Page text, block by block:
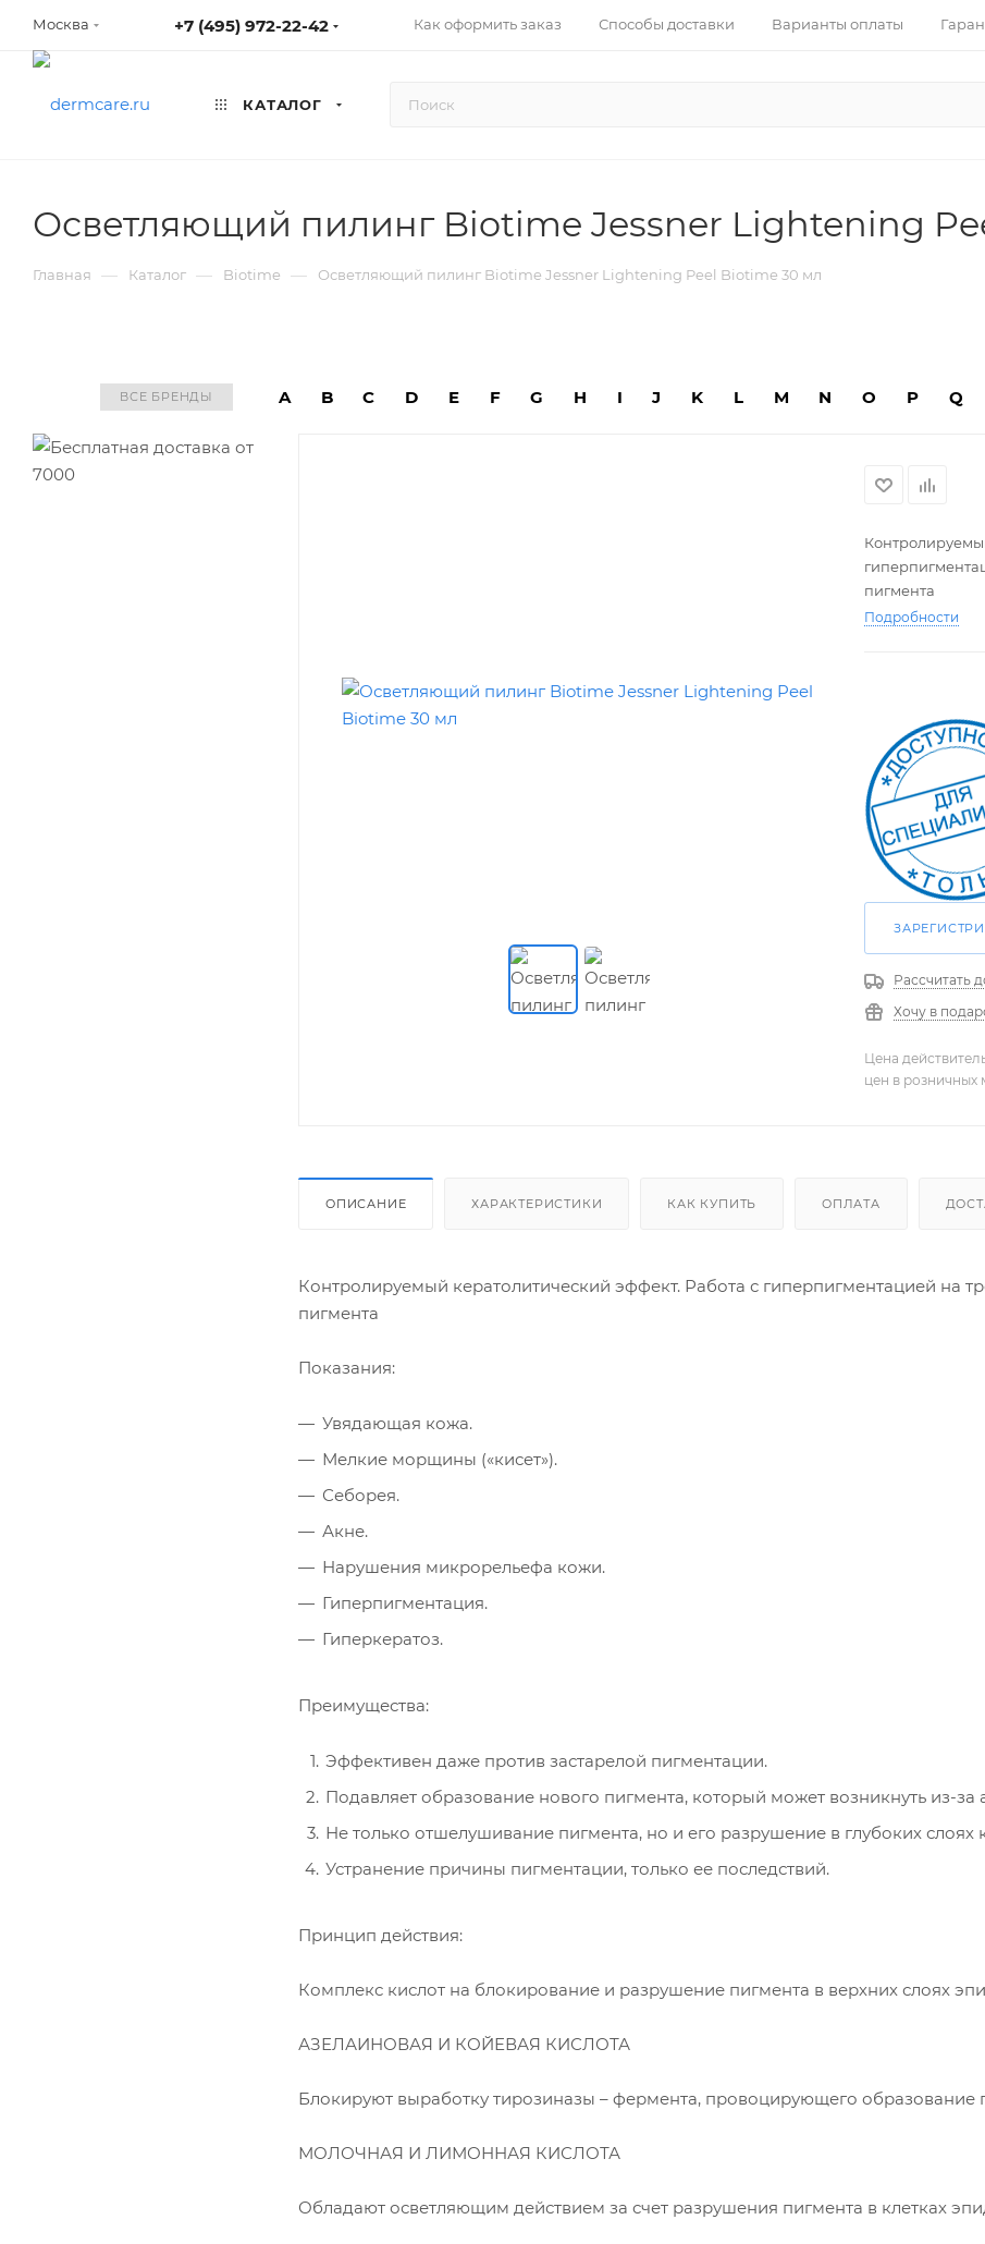
Москва +7 (495) 972-22-42 Как оформить заказ Способы доставки Варианты оплаты
КАТАЛОГ
Осветляющий пилинг Biotime Jessner Lightening
Главная — Каталог — Biotime — Осветляющий пилинг Biotime Jessner Lightening Peel Biotime 30 мл
ВСЕ БРЕНДЫ A B C D E F G H I J K L M N O P Q
пигмента
Подробности
Рассчитать
Хочу в
Цена
цен в розничных
ОПИСАНИЕ ХАРАКТЕРИСТИКИ КАК КУПИТЬ ОПЛАТА
Контролируемый кератолитический эффект. Работа с гиперпигментацией на
пигмента
Показания:
Увядающая кожа.
Мелкие морщины («кисет»).
Себорея.
Акне.
Нарушения микрорельефа кожи.
Гиперпигментация.
Гиперкератоз.
Преимущества:
Эффективен даже против застарелой пигментации.
Подавляет образование нового пигмента, который может возникнуть из-за
Не только отшелушивание пигмента, но и его разрушение в глубоких слоях
Устранение причины пигментации, только ее последствий.
Принцип действия:
Комплекс кислот на блокирование и разрушение пигмента в верхних слоях
АЗЕЛАИНОВАЯ И КОЙЕВАЯ КИСЛОТА
Блокируют выработку тирозиназы – фермента, провоцирующего образование
МОЛОЧНАЯ И ЛИМОННАЯ КИСЛОТА
Обладают осветляющим действием за счет разрушения пигмента в клетках